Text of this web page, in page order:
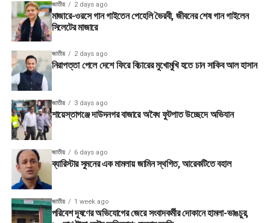
জাতীয় 2 days ago
মাজারে-ওরসে গান গাইতেন পেহেলি ভৈরবী, জীবনের শেষ গান গাইলেন
সিলেটের মাজারে
জাতীয় 2 days ago
নিরাপত্তা পেলে দেশে ফিরে বিচারের মুখোমুখি হতে চান সাকিব আল হাসান
জাতীয় 3 days ago
শায়েস্তাগঞ্জে দাউদনগর বাজারে অবৈধ ফুটপাত উচ্ছেদে অভিযান
জাতীয় 6 days ago
ব্যারিস্টার সুমনের এক মামলায় জামিন স্থগিত, আরেকটিতে বহাল
জাতীয় 1 week ago
পরিবেশ দূষণের অভিযোগের জেরে সংবাদকর্মীর দোকানে হামলা-ভাঙচুর,